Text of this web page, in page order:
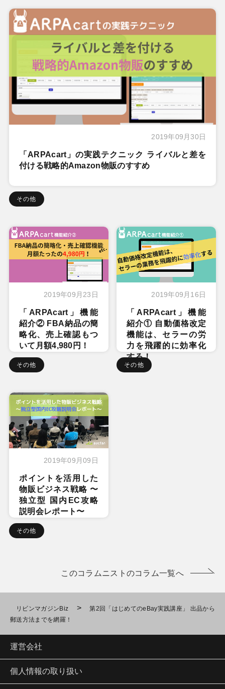
2019年09月30日
「ARPAcart」の実践テクニック ライバルと差を
付ける戦略的Amazon物販のすすめ
その他
2019年09月23日
「ARPAcart」機能
紹介② FBA納品の簡
略化、売上確認もつ
いて月額4,980円！
その他
2019年09月16日
「ARPAcart」機能
紹介① 自動価格改定
機能は、セラーの労
力を飛躍的に効率化
する！
その他
2019年09月09日
ポイントを活用した
物販ビジネス戦略 〜
独立型 国内EC攻略
説明会レポート〜
その他
このコラムニストのコラム一覧へ
リビンマガジンBiz >
第2回「はじめてのeBay実践講座」 出品から
郵送方法までを網羅！
運営会社
個人情報の取り扱い